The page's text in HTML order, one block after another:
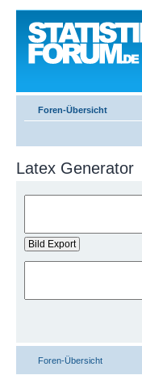
Foren-Übersicht
Latex Generator
Foren-Übersicht